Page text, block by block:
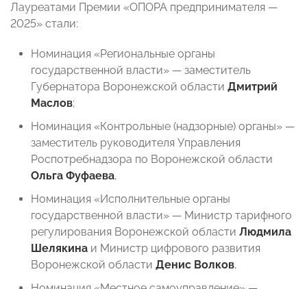
Лауреатами Премии «ОПОРА предпринимателя —
2025» стали:
Номинация «Региональные органы
государственной власти» — заместитель
Губернатора Воронежской области Дмитрий
Маслов;
Номинация «Контрольные (надзорные) органы» —
заместитель руководителя Управления
Роспотребнадзора по Воронежской области
Ольга Фуфаева,
Номинация «Исполнительные органы
государственной власти» — Министр тарифного
регулирования Воронежской области Людмила
Шелякина и Министр цифрового развития
Воронежской области Денис Волков,